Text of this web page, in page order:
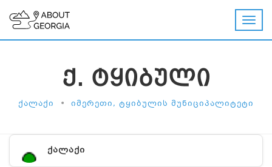
Ქ. ᲢᲧᲘᲑᲣᲚᲘ
ᲥᲐᲚᲐᲥᲘ • ᲘᲛᲔᲠᲔᲗᲘ, ᲢᲧᲘᲑᲣᲚᲘᲡ ᲛᲣᲜᲘᲪᲘᲞᲐᲚᲘᲢᲔᲢᲘ
ᲥᲐᲚᲐᲥᲘ